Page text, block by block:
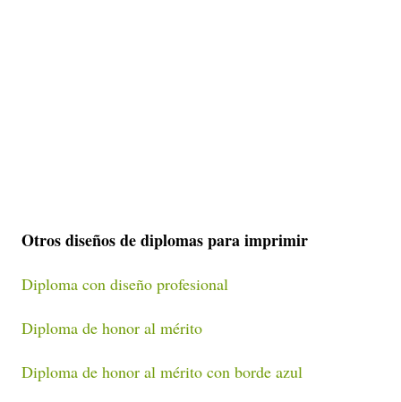
Otros diseños de diplomas para imprimir
Diploma con diseño profesional
Diploma de honor al mérito
Diploma de honor al mérito con borde azul